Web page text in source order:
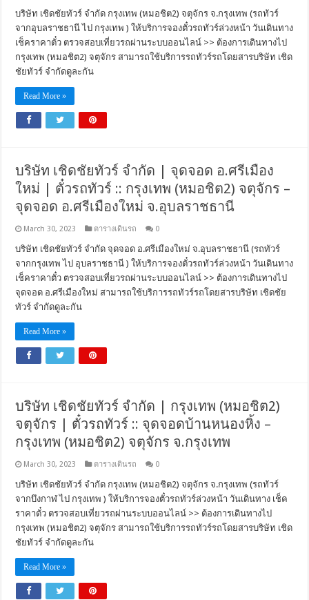
บริษัท เชิดชัยทัวร์ จำกัด กรุงเทพ (หมอชิต2) จตุจักร จ.กรุงเทพ (รถทัวร์
จากอุบลราชธานี ไป กรุงเทพ ) ให้บริการจองตั๋วรถทัวร์ล่วงหน้า วันเดินทาง
เช็คราคาตั๋ว ตรวจสอบเที่ยวรถผ่านระบบออนไลน์ >> ต้องการเดินทางไป
กรุงเทพ (หมอชิต2) จตุจักร สามารถใช้บริการรถทัวร์รถโดยสารบริษัท เชิด
ชัยทัวร์ จำกัดดูละกัน
Read More »
บริษัท เชิดชัยทัวร์ จำกัด | จุดจอด อ.ศรีเมือง
ใหม่ | ตั๋วรถทัวร์ :: กรุงเทพ (หมอชิต2) จตุจักร –
จุดจอด อ.ศรีเมืองใหม่ จ.อุบลราชธานี
March 30, 2023 ตารางเดินรถ 0
บริษัท เชิดชัยทัวร์ จำกัด จุดจอด อ.ศรีเมืองใหม่ จ.อุบลราชธานี (รถทัวร์
จากกรุงเทพ ไป อุบลราชธานี ) ให้บริการจองตั๋วรถทัวร์ล่วงหน้า วันเดินทาง
เช็คราคาตั๋ว ตรวจสอบเที่ยวรถผ่านระบบออนไลน์ >> ต้องการเดินทางไป
จุดจอด อ.ศรีเมืองใหม่ สามารถใช้บริการรถทัวร์รถโดยสารบริษัท เชิดชัย
ทัวร์ จำกัดดูละกัน
Read More »
บริษัท เชิดชัยทัวร์ จำกัด | กรุงเทพ (หมอชิต2)
จตุจักร | ตั๋วรถทัวร์ :: จุดจอดบ้านหนองหิ้ง –
กรุงเทพ (หมอชิต2) จตุจักร จ.กรุงเทพ
March 30, 2023 ตารางเดินรถ 0
บริษัท เชิดชัยทัวร์ จำกัด กรุงเทพ (หมอชิต2) จตุจักร จ.กรุงเทพ (รถทัวร์
จากบึงกาฬ ไป กรุงเทพ ) ให้บริการจองตั๋วรถทัวร์ล่วงหน้า วันเดินทาง เช็ค
ราคาตั๋ว ตรวจสอบเที่ยวรถผ่านระบบออนไลน์ >> ต้องการเดินทางไป
กรุงเทพ (หมอชิต2) จตุจักร สามารถใช้บริการรถทัวร์รถโดยสารบริษัท เชิด
ชัยทัวร์ จำกัดดูละกัน
Read More »